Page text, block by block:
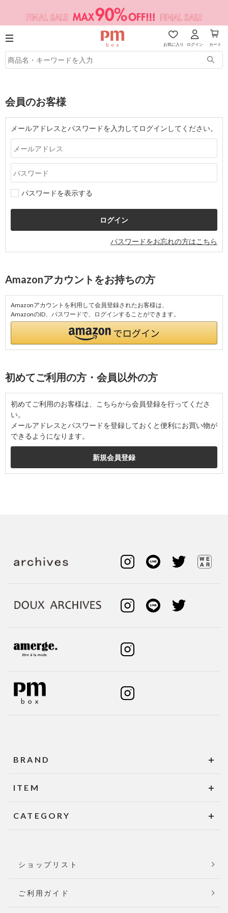
お気に入り ログイン カート
会員のお客様
メールアドレスとパスワードを入力してログインしてください。
パスワードを表示する
パスワードをお忘れの方はこちら
Amazonアカウントをお持ちの方
Amazonアカウントを利用して会員登録されたお客様は、
AmazonのID、パスワードで、ログインすることができます。
初めてご利用の方・会員以外の方
初めてご利用のお客様は、こちらから会員登録を行ってくださ
い。
メールアドレスとパスワードを登録しておくと便利にお買い物が
できるようになります。
BRAND
ITEM
CATEGORY
ショップリスト
ご利用ガイド